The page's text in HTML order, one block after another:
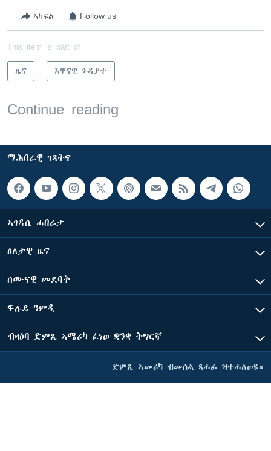
ኣካፍል Follow us
This item is part of
ዜና እዋናዊ ጉዳያት
Continue reading
ማሕበራዊ ገጻትና
ኣገዳሲ ሓበሬታ
ዕለታዊ ዜና
ሰሙናዊ መደባት
ፍሉይ ዓምዲ
ብዛዕባ ድምጺ ኣሜሪካ ፈነወ ቋንቋ ትግርኛ
ድምጺ ኣመሪካ ብመሰል ጸሓፊ ዝተሓለወዩ።